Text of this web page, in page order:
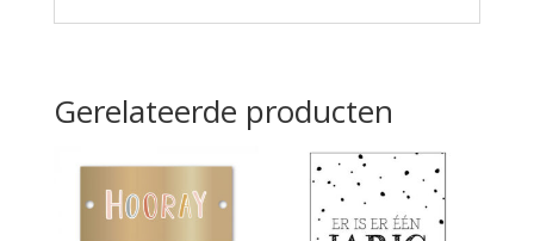
Gerelateerde producten